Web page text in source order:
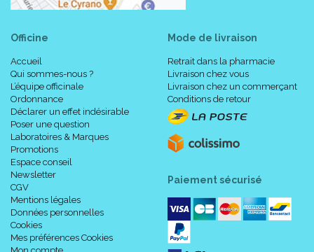
Officine
Accueil
Qui sommes-nous ?
L’équipe officinale
Ordonnance
Déclarer un effet indésirable
Poser une question
Laboratoires & Marques
Promotions
Espace conseil
Newsletter
CGV
Mentions légales
Données personnelles
Cookies
Mes préférences Cookies
Mode de livraison
Retrait dans la pharmacie
Livraison chez vous
Livraison chez un commerçant
Conditions de retour
Paiement sécurisé